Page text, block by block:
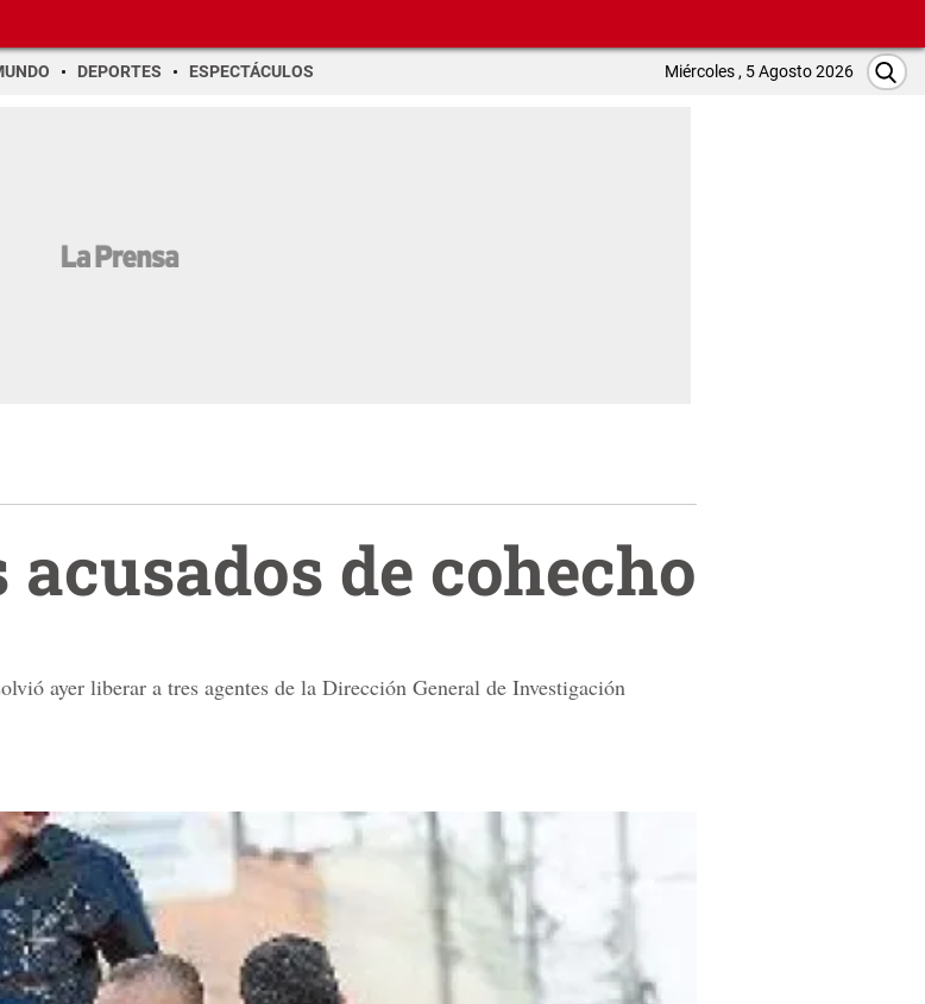
DEPORTES ESPECTÁCULOS Miércoles , 5 Agosto 2026
de cohecho
ayer liberar a tres agentes de la Dirección General de Investigación